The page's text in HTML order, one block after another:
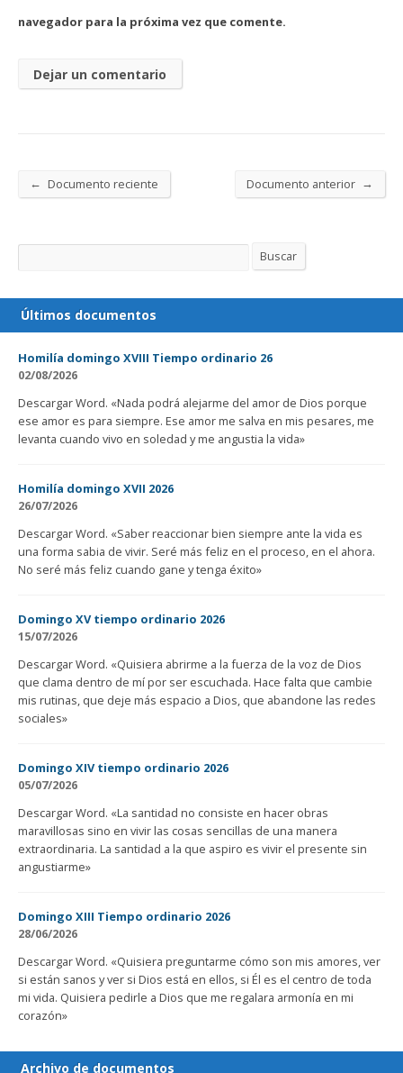
navegador para la próxima vez que comente.
← Documento reciente Documento anterior →
Buscar Buscar
Últimos documentos
Homilía domingo XVIII Tiempo ordinario 26
02/08/2026
Descargar Word. «Nada podrá alejarme del amor de Dios porque
ese amor es para siempre. Ese amor me salva en mis pesares, me
levanta cuando vivo en soledad y me angustia la vida»
Homilía domingo XVII 2026
26/07/2026
Descargar Word. «Saber reaccionar bien siempre ante la vida es
una forma sabia de vivir. Seré más feliz en el proceso, en el ahora.
No seré más feliz cuando gane y tenga éxito»
Domingo XV tiempo ordinario 2026
15/07/2026
Descargar Word. «Quisiera abrirme a la fuerza de la voz de Dios
que clama dentro de mí por ser escuchada. Hace falta que cambie
mis rutinas, que deje más espacio a Dios, que abandone las redes
sociales»
Domingo XIV tiempo ordinario 2026
05/07/2026
Descargar Word. «La santidad no consiste en hacer obras
maravillosas sino en vivir las cosas sencillas de una manera
extraordinaria. La santidad a la que aspiro es vivir el presente sin
angustiarme»
Domingo XIII Tiempo ordinario 2026
28/06/2026
Descargar Word. «Quisiera preguntarme cómo son mis amores, ver
si están sanos y ver si Dios está en ellos, si Él es el centro de toda
mi vida. Quisiera pedirle a Dios que me regalara armonía en mi
corazón»
Archivo de documentos